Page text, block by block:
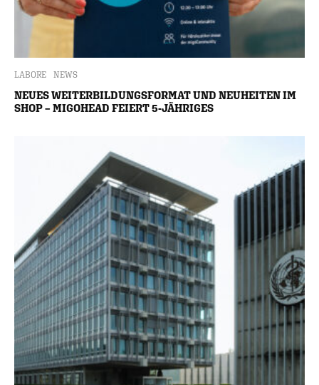
LABORE NEWS
NEUES WEITERBILDUNGSFORMAT UND NEUHEITEN IM
SHOP – MIGOHEAD FEIERT 5-JÄHRIGES